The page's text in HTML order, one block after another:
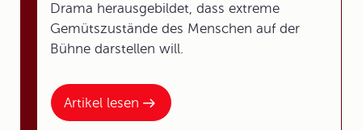
Artikel lesen
Drama herausgebildet, dass extreme
Gemütszustände des Menschen auf der
Bühne darstellen will.